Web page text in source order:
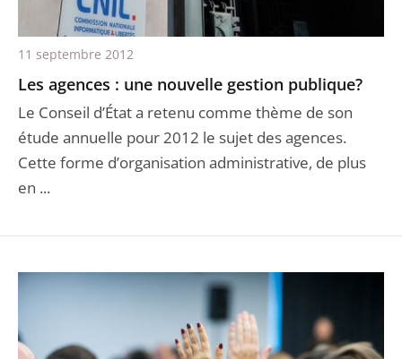
Les agences : une nouvelle gestion publique?
Le Conseil d’État a retenu comme thème de son
étude annuelle pour 2012 le sujet des agences.
Cette forme d’organisation administrative, de plus
en ...
11 septembre 2012